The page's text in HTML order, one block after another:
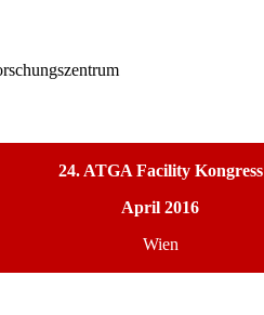
24. ATGA Facility Kongress
April 2016
Wien